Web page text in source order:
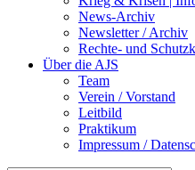
News-Archiv
Newsletter / Archiv
Rechte- und
Über die AJS
Team
Verein / Vorstand
Leitbild
Praktikum
Impressum /